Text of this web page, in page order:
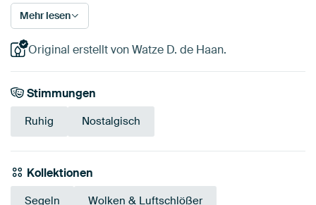
Mehr lesen
Original erstellt von Watze D. de Haan.
Stimmungen
Ruhig Nostalgisch
Kollektionen
Segeln Wolken & Luftschlößer